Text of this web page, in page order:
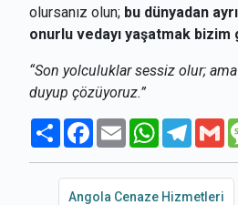
olursanız olun; bu dünyadan
onurlu vedayı yaşatmak
“Son yolculuklar sessiz olur;
duyup çözüyoruz.”
PaylaşFacebook
Email WhatsApp
Angola Cenaze Hizmetleri